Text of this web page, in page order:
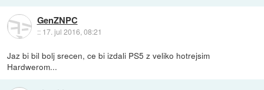
GenZNPC
:: 17. jul 2016, 08:21
Jaz bi bil bolj srecen, ce bi izdali PS5 z veliko hotrejsim
Hardwerom...